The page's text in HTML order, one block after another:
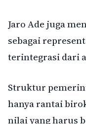
Jaro Ade juga
sebagai
terintegrasi dari
Struktur
hanya rantai
nilai yang harus